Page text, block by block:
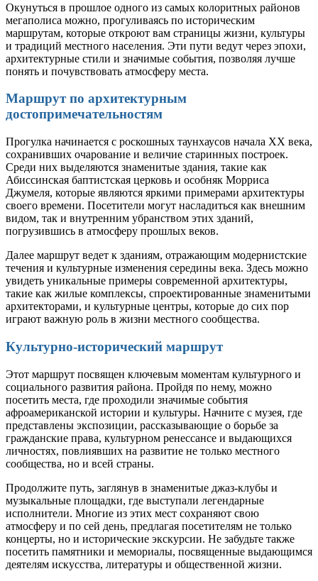
Окунуться в прошлое одного из самых колоритных районов
мегаполиса можно, прогуливаясь по историческим
маршрутам, которые откроют вам страницы жизни, культуры
и традиций местного населения. Эти пути ведут через эпохи,
архитектурные стили и значимые события, позволяя лучше
понять и почувствовать атмосферу места.
Маршрут по архитектурным
достопримечательностям
Прогулка начинается с роскошных таунхаусов начала XX века,
сохранивших очарование и величие старинных построек.
Среди них выделяются знаменитые здания, такие как
Абиссинская баптистская церковь и особняк Морриса
Джумеля, которые являются яркими примерами архитектуры
своего времени. Посетители могут насладиться как внешним
видом, так и внутренним убранством этих зданий,
погрузившись в атмосферу прошлых веков.
Далее маршрут ведет к зданиям, отражающим модернистские
течения и культурные изменения середины века. Здесь можно
увидеть уникальные примеры современной архитектуры,
такие как жилые комплексы, спроектированные знаменитыми
архитекторами, и культурные центры, которые до сих пор
играют важную роль в жизни местного сообщества.
Культурно-исторический маршрут
Этот маршрут посвящен ключевым моментам культурного и
социального развития района. Пройдя по нему, можно
посетить места, где проходили значимые события
афроамериканской истории и культуры. Начните с музея, где
представлены экспозиции, рассказывающие о борьбе за
гражданские права, культурном ренессансе и выдающихся
личностях, повлиявших на развитие не только местного
сообщества, но и всей страны.
Продолжите путь, заглянув в знаменитые джаз-клубы и
музыкальные площадки, где выступали легендарные
исполнители. Многие из этих мест сохраняют свою
атмосферу и по сей день, предлагая посетителям не только
концерты, но и исторические экскурсии. Не забудьте также
посетить памятники и мемориалы, посвященные выдающимся
деятелям искусства, литературы и общественной жизни.